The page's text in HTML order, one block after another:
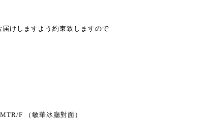
けしますよう約束致しますので
F （敏華冰廳對面）